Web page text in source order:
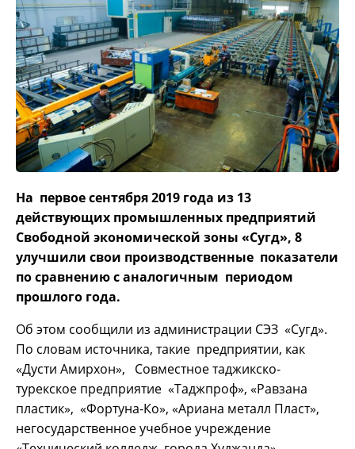
На первое сентября 2019 года из 13
действующих промышленных предприятий
Свободной экономической зоны «Сугд», 8
улучшили свои производственные показатели
по сравнению с аналогичным периодом
прошлого года.
Об этом сообщили из администрации СЭЗ «Сугд».
По словам источника, такие предприятии, как
«Дусти Амирхон», Совместное таджикско-
турекское предприятие «Таджпроф», «Равзана
пластик», «Фортуна-Ко», «Ариана металл Пласт»,
негосударственное учебное учреждение